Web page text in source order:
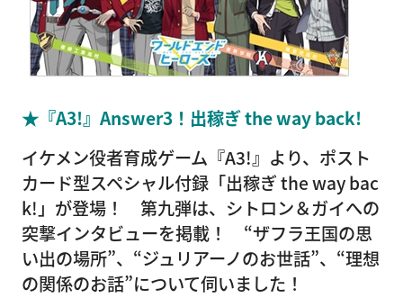
★『A3!』Answer3！出稼ぎ the way back!
イケメン役者育成ゲーム『A3!』より、ポスト
カード型スペシャル付録「出稼ぎ the way bac
k!」が登場！ 第九弾は、シトロン＆ガイへの
突撃インタビューを掲載！ “ザフラ王国の思
い出の場所”、“ジュリアーノのお世話”、“理想
の関係のお話”について伺いました！